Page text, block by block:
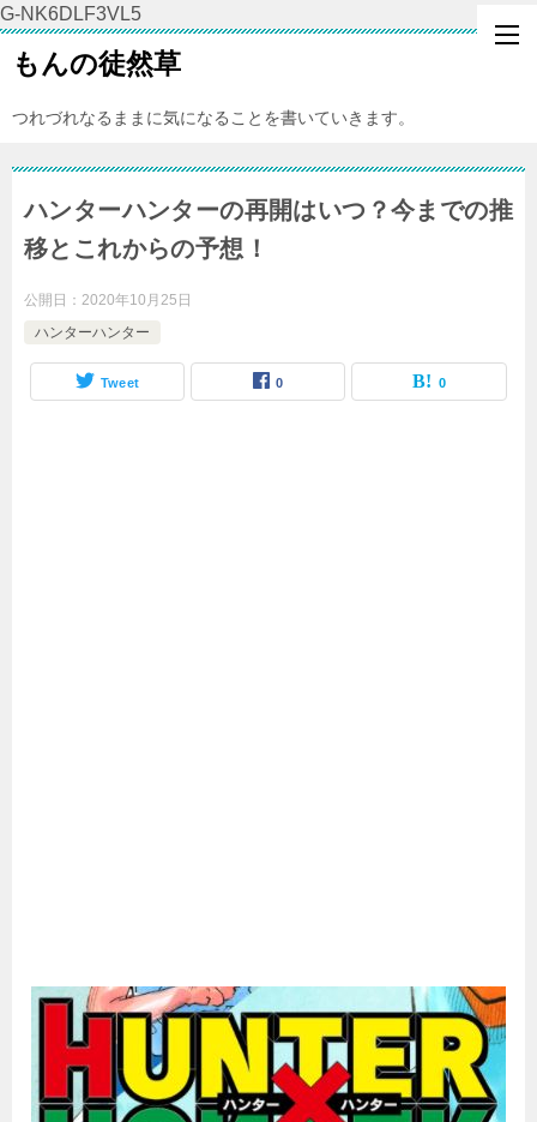
G-NK6DLF3VL5
もんの徒然草
つれづれなるままに気になることを書いていきます。
ハンターハンターの再開はいつ？今までの推
移とこれからの予想！
公開日： 2020年10月25日
ハンターハンター
Tweet 0 0